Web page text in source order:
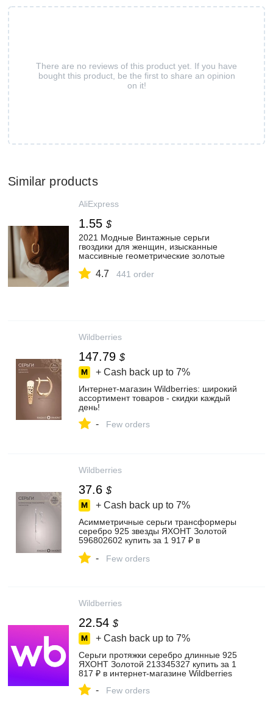
There are no reviews of this product yet. If you have
bought this product, be the first to share an opinion
on it!
Similar products
AliExpress
1.55 $
2021 Модные Винтажные серьги
гвоздики для женщин, изысканные
массивные геометрические золотые
4.7 441 order
Wildberries
147.79 $
+ Cash back up to 7%
Интернет‑магазин Wildberries: широкий
ассортимент товаров - скидки каждый
день!
- Few orders
Wildberries
37.6 $
+ Cash back up to 7%
Асимметричные серьги трансформеры
серебро 925 звезды ЯХОНТ Золотой
596802602 купить за 1 917 ₽ в
- Few orders
Wildberries
22.54 $
+ Cash back up to 7%
Серьги протяжки серебро длинные 925
ЯХОНТ Золотой 213345327 купить за 1
817 ₽ в интернет‑магазине Wildberries
- Few orders